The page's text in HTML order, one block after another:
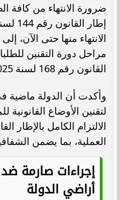
ضرورة الانتهاء من كافة
الانتهاء منها حتى الآن،
مراحل دورة التقنين
القانون رقم 168 لسنة 2025.
وأكدت أن الدولة ماضية
لتقنين الأوضاع القانونية
الالتزام الكامل بالإطار
العملية، بما يضمن
إجراءات صارمة
أراضي الدولة